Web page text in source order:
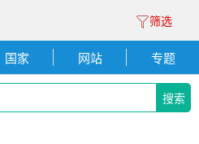
筛选
国家 网站 专题
搜索